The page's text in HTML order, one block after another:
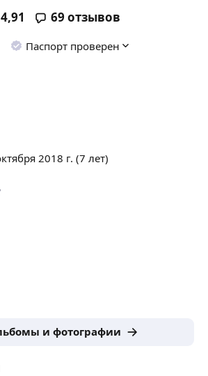
4,91 69 отзывов
Паспорт проверен
2018 г. (7 лет)
и фотографии